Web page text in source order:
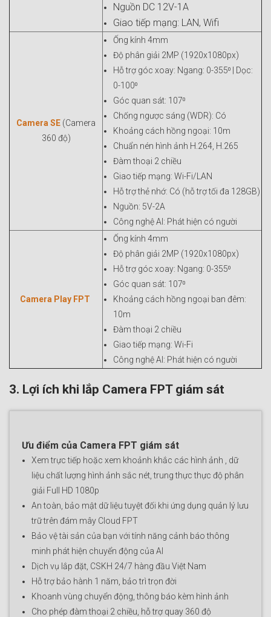
Nguồn DC 12V-1A
Giao tiếp mạng: LAN, Wifi
Camera SE (Camera
360 độ)
Ống kính 4mm
Độ phân giải 2MP (1920x1080px)
Hỗ trợ góc xoay: Ngang: 0-355⁰ | Dọc:
0-100⁰
Góc quan sát: 107⁰
Chống ngược sáng (WDR): Có
Khoảng cách hồng ngoại: 10m
Chuẩn nén hình ảnh H.264, H.265
Đàm thoại 2 chiều
Giao tiếp mạng: Wi-Fi/LAN
Hỗ trợ thẻ nhớ: Có (hỗ trợ tối đa 128GB)
Nguồn: 5V-2A
Công nghệ AI: Phát hiện có người
Camera Play FPT
Ống kính 4mm
Độ phân giải 2MP (1920x1080px)
Hỗ trợ góc xoay: Ngang: 0-355⁰
Góc quan sát: 107⁰
Khoảng cách hồng ngoại ban đêm:
10m
Đàm thoại 2 chiều
Giao tiếp mạng: Wi-Fi
Công nghệ AI: Phát hiện có người
3. Lợi ích khi lắp Camera FPT giám sát
Ưu điểm của Camera FPT giám sát
Xem trực tiếp hoặc xem khoảnh khắc các hình ảnh , dữ
liệu chất lượng hình ảnh sắc nét, trung thực thực độ phân
giải Full HD 1080p
An toàn, bảo mật dữ liệu tuyệt đối khi ứng dụng quản lý lưu
trữ trên đám mây Cloud FPT
Bảo vệ tài sản của bạn với tính năng cảnh báo thông
minh phát hiện chuyển động của AI
Dịch vụ lắp đặt, CSKH 24/7 hàng đầu Việt Nam
Hỗ trợ bảo hành 1 năm, bảo trì trọn đời
Khoanh vùng chuyển động, thông báo kèm hình ảnh
Cho phép đàm thoại 2 chiều, hỗ trợ quay 360 độ